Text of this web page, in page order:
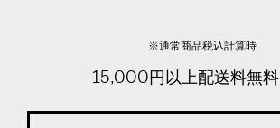
※通常商品税込計算時
15,000円以上配送料無料